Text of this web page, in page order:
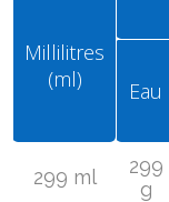
Millilitres
(ml)
Eau
299 ml
299
g